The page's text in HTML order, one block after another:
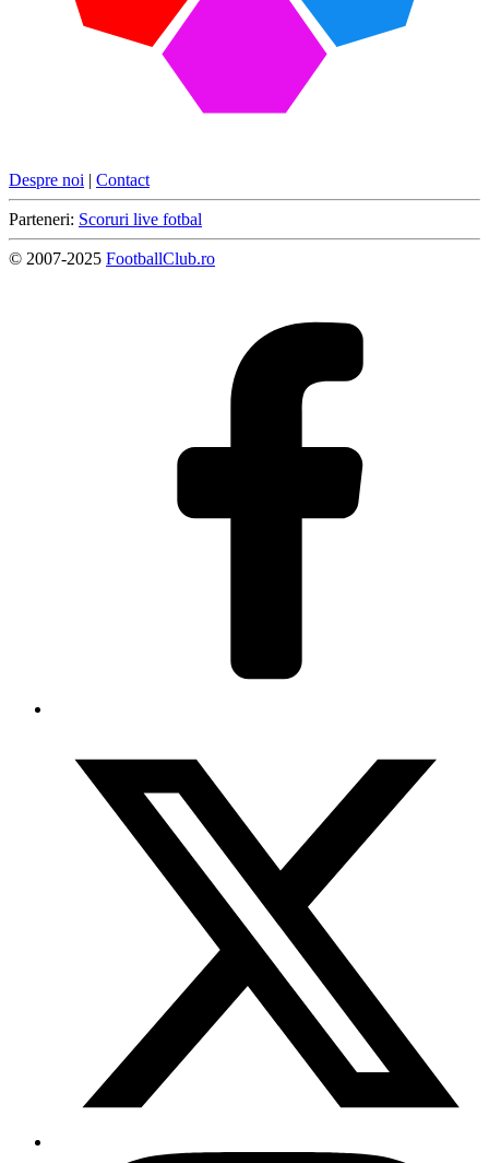
Despre noi | Contact
Parteneri: Scoruri live fotbal
© 2007-2025 FootballClub.ro